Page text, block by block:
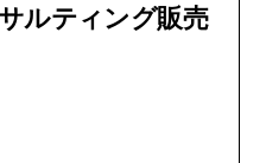
ルティング販売